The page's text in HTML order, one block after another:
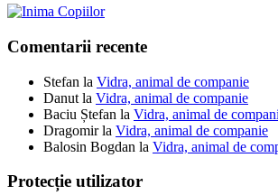
Comentarii recente
Stefan la Vidra, animal de companie
Danut la Vidra, animal de companie
Baciu Ștefan la Vidra, animal de
Dragomirla Vidra, animal de companie
Balosin Bogdan la Vidra, animal de
Protecție utilizator